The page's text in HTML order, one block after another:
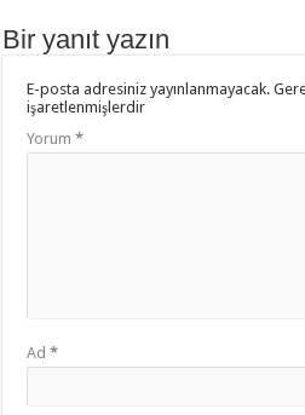
Bir yanıt yazın
E-posta adresiniz yayınlanmayacak.
işaretlenmişlerdir
Yorum*
Ad*